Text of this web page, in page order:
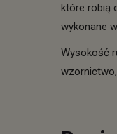
które robią
wykonane
Wysokość